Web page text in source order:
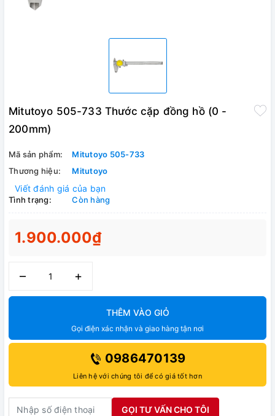
Mitutoyo 505-733 Thước cặp đồng hồ (0 -
200mm)
Mã sản phẩm:
Mitutoyo 505-733
Thương hiệu:
Mitutoyo
Viết đánh giá của bạn
Tình trạng: Còn hàng
1.900.000₫
– +
THÊM VÀO GIỎ
Gọi điện xác nhận và giao hàng tận nơi
0986470139
Liên hệ với chúng tôi để có giá tốt hơn
GỌI TƯ VẤN CHO TÔI